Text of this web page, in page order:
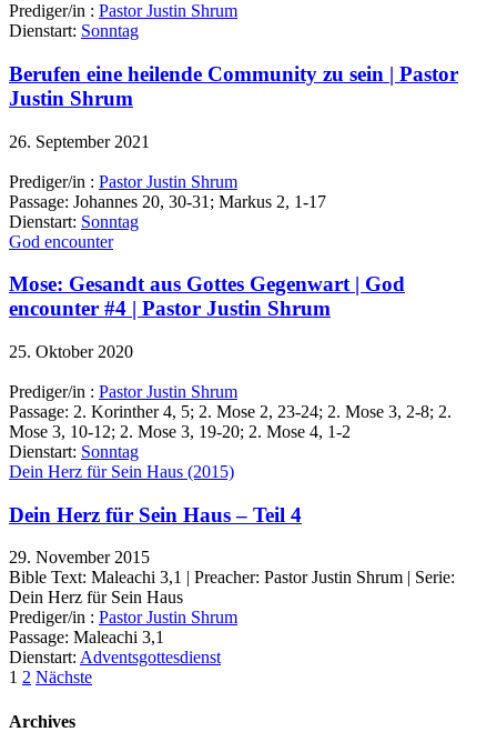
Prediger/in : Pastor Justin Shrum
Dienstart: Sonntag
Berufen eine heilende Community zu sein | Pastor
Justin Shrum
26. September 2021
Prediger/in : Pastor Justin Shrum
Passage: Johannes 20, 30-31; Markus 2, 1-17
Dienstart: Sonntag
God encounter
Mose: Gesandt aus Gottes Gegenwart | God
encounter #4 | Pastor Justin Shrum
25. Oktober 2020
Prediger/in : Pastor Justin Shrum
Passage: 2. Korinther 4, 5; 2. Mose 2, 23-24; 2. Mose 3, 2-8; 2.
Mose 3, 10-12; 2. Mose 3, 19-20; 2. Mose 4, 1-2
Dienstart: Sonntag
Dein Herz für Sein Haus (2015)
Dein Herz für Sein Haus – Teil 4
29. November 2015
Bible Text: Maleachi 3,1 | Preacher: Pastor Justin Shrum | Serie:
Dein Herz für Sein Haus
Prediger/in : Pastor Justin Shrum
Passage: Maleachi 3,1
Dienstart: Adventsgottesdienst
Paginierung
der
1 2 Nächste
Archives